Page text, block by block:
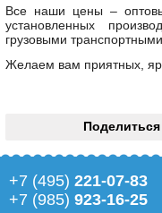
Все наши цены –
установленных
грузовыми
Желаем вам приятных,
+7 (495) 221-07-83
+7 (985) 923-16-25